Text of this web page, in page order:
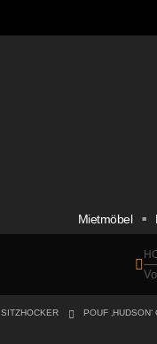
Mietmöbel
SITZHOCKER POUF ‚HUDSON‘